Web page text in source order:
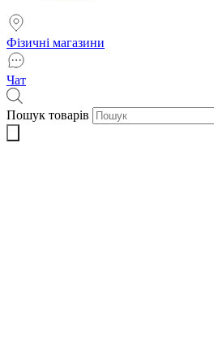
Фізичні магазини
Чат
Пошук товарів